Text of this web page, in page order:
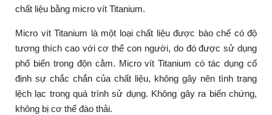
chất liệu bằng micro vít Titanium.
Micro vít Titanium là một loại chất liệu được bào chế có độ
tương thích cao với cơ thể con người, do đó được sử dụng
phổ biến trong độn cằm. Micro vít Titanium có tác dụng cố
định sự chắc chắn của chất liệu, không gây nên tình trạng
lệch lạc trong quá trình sử dụng. Không gây ra biến chứng,
không bị cơ thể đào thải.